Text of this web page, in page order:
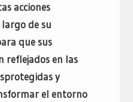
acciones
de su
que sus
reflejados en las
y
el entorno